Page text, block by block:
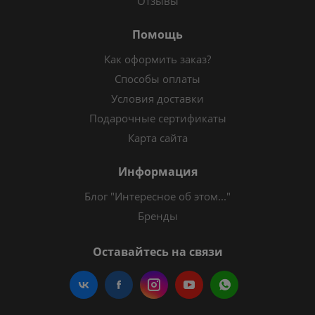
Помощь
Как оформить заказ?
Способы оплаты
Условия доставки
Подарочные сертификаты
Карта сайта
Информация
Блог "Интересное об этом..."
Бренды
Оставайтесь на связи